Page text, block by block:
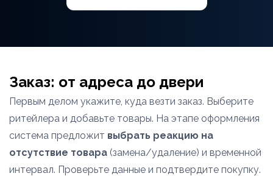
Заказ: от адреса до двери
Первым делом укажите, куда везти заказ. Выберите
ритейлера и добавьте товары. На этапе оформления
система предложит выбрать реакцию на
отсутствие товара (замена/удаление) и временной
интервал. Проверьте данные и подтвердите покупку.